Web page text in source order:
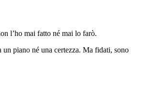
l’ho mai fatto né mai lo farò.
piano né una certezza. Ma fidati, sono